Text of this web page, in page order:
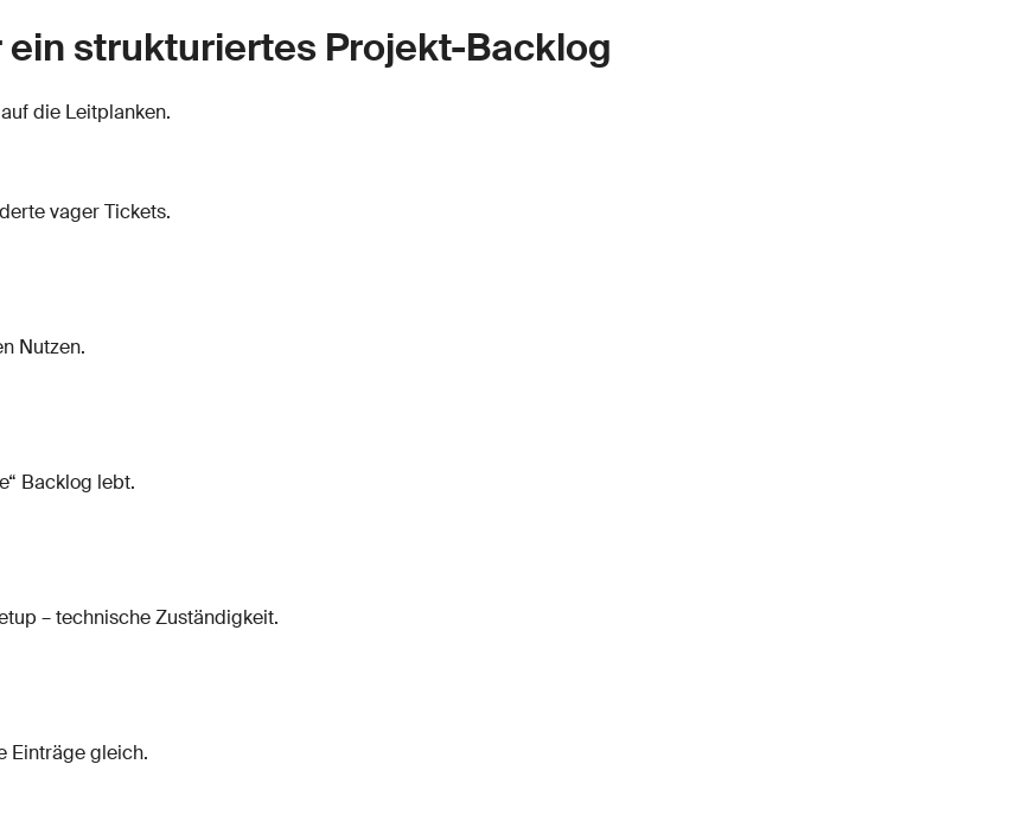
strukturiertes Projekt-Backlog
die Leitplanken.
vager Tickets.
Nutzen.
Backlog lebt.
– technische Zuständigkeit.
Einträge gleich.